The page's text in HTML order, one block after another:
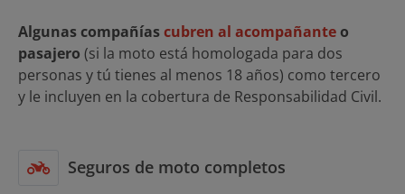
Algunas compañíascubren al acompañanteo
pasajero (si la moto está homologada para dos
personas y tú tienes al menos 18 años) como tercero
y le incluyen en la cobertura de Responsabilidad Civil.
Seguros de moto completos